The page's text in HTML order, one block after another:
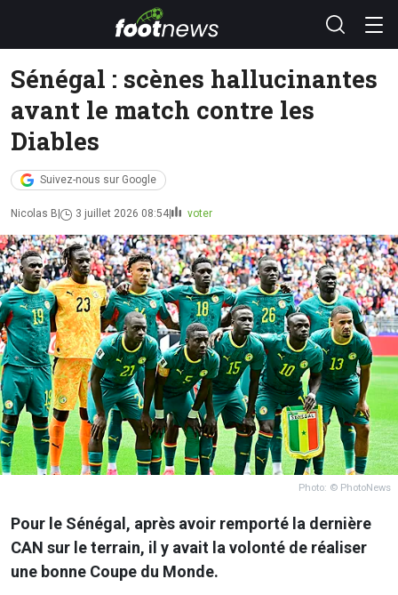
Sénégal : scènes hallucinantes
avant le match contre les
Diables
Suivez-nous sur Google
Nicolas B 3 juillet 2026 08:54 voter
Photo: © PhotoNews
Pour le Sénégal, après avoir remporté la dernière
CAN sur le terrain, il y avait la volonté de réaliser
une bonne Coupe du Monde.